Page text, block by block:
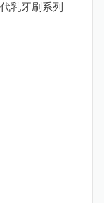
乳牙刷系列